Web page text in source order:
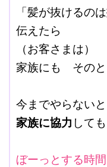
「髪が抜けるのは
伝えたら
（お客さまは）
家族にも そのと
今までやらない
家族に協力 して
ぼーっとする時間